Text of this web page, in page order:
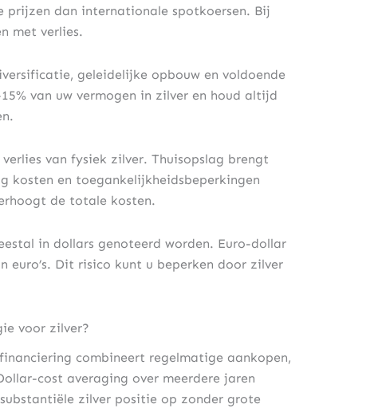
dan internationale spotkoersen. Bij
met verlies.
geleidelijke opbouw en voldoende
van uw vermogen in zilver en houd altijd
van fysiek zilver. Thuisopslag brengt
kosten en toegankelijkheidsbeperkingen
de totale kosten.
in dollars genoteerd worden. Euro-dollar
euro’s. Dit risico kunt u beperken door zilver
voor zilver?
combineert regelmatige aankopen,
cost averaging over meerdere jaren
zilver positie op zonder grote